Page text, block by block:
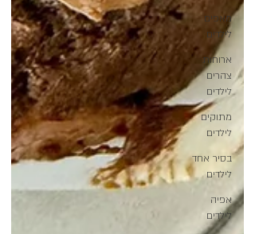
מאפים
לילדים
ארוחות
צהרים
לילדים
מתוקים
לילדים
בסיר אחד
לילדים
אפיה
לילדים